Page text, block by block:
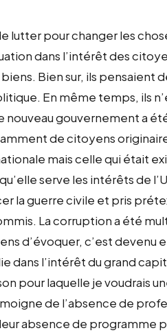
lutter pour changer les
dans l’intérêt des
Bien sur, ils pensaient
En même temps, ils
nouveau gouvernement a
de citoyens
mais celle qui était
serve les intérêts de
la guerre civile et pris
La corruption a été
d’évoquer, c’est devenu
dans l’intérêt du grand
pour laquelle je voudrais
de l’absence de
absence de programme